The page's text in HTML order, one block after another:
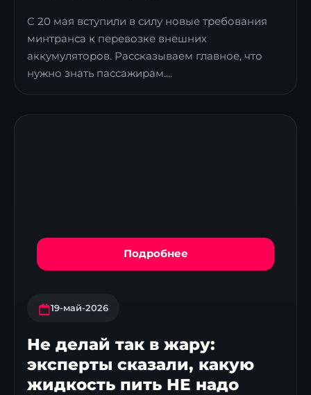
С 20 мая вступили в силу новые требования
минтранса к перевозке внешних
аккумуляторов. Рассказываем главное, что
нужно знать пассажирам....
Подробнее
19-май-2026
Не делай так в жару:
эксперты сказали, какую
жидкость пить НЕ надо